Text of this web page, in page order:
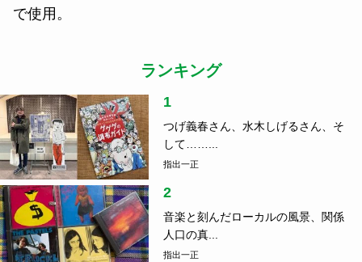
で使用。
ランキング
1
つげ義春さん、水木しげるさん、そ
して……...
指出一正
2
音楽と刻んだローカルの風景、関係
人口の真...
指出一正